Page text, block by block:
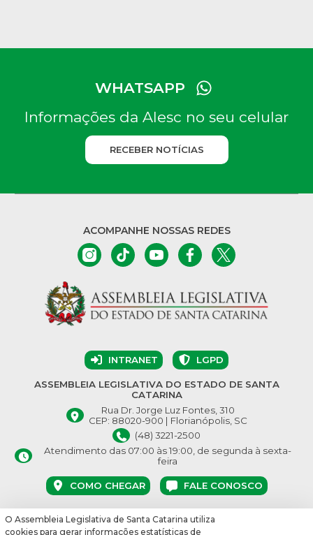
WHATSAPP
Informações da Alesc no seu celular
RECEBER NOTÍCIAS
ACOMPANHE NOSSAS REDES
INTRANET LGPD
ASSEMBLEIA LEGISLATIVA DO ESTADO DE SANTA
CATARINA
Rua Dr. Jorge Luz Fontes, 310
CEP: 88020-900 | Florianópolis, SC
(48) 3221-2500
Atendimento das 07:00 às 19:00, de segunda à sexta-
feira
COMO CHEGAR FALE CONOSCO
© Assembleia Legislativa do Estado de Santa Catarina 2026.
O Assembleia Legislativa de Santa Catarina utiliza
cookies para gerar informações estatísticas de